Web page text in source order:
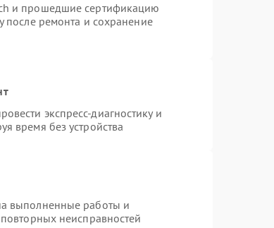
и прошедшие сертификацию
после ремонта и сохранение
экспресс-диагностику и
время без устройства
выполненные работы и
неисправностей